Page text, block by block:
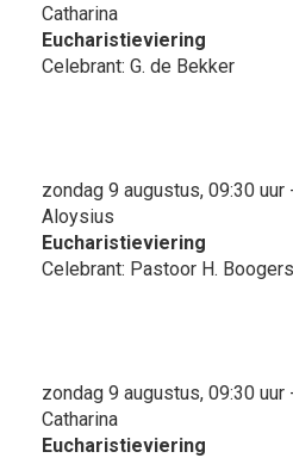
Catharina
Eucharistieviering
Celebrant: G. de Bekker
zondag 9 augustus, 09:30 uur
Aloysius
Eucharistieviering
Celebrant: Pastoor H. Boogers
zondag 9 augustus, 09:30 uur
Catharina
Eucharistieviering